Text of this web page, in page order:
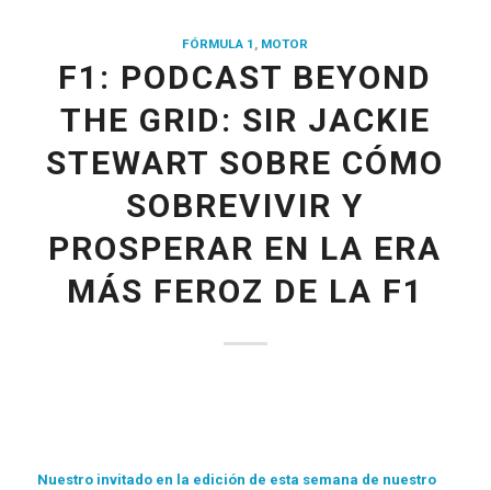
FÓRMULA 1 , MOTOR
F1: PODCAST BEYOND
THE GRID: SIR JACKIE
STEWART SOBRE CÓMO
SOBREVIVIR Y
PROSPERAR EN LA ERA
MÁS FEROZ DE LA F1
Nuestro invitado en la edición de esta semana de nuestro